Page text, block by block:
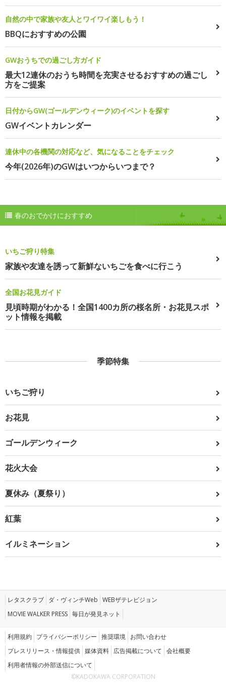
自然の中で家族や友人とワイワイ楽しもう！
BBQにおすすめの公園
GWおうちでの過ごし方ガイド
最大12連休のおうち時間を充実させるおすすめの過ごし
方をご提案
日付からGW(ゴールデンウィーク)のイベントを探す
GWイベントカレンダー
連休中の各機関の対応など、気になることをチェック
今年(2026年)のGWはいつからいつまで？
春のおでかけにおすすめ
いちご狩り特集
家族や友達を誘って新鮮ないちごを食べに行こう
全国お花見ガイド
見頃時期がわかる！全国1400カ所の桜名所・お花見スポ
ット情報を掲載
季節特集
いちご狩り
お花見
ゴールデンウィーク
花火大会
夏休み（夏祭り）
紅葉
イルミネーション
レタスクラブ ダ・ヴィンチWeb WEBザテレビジョン
MOVIE WALKER PRESS 毎日が発見ネット
利用規約 プライバシーポリシー 推奨環境 お問い合わせ
プレスリリース・情報提供 媒体資料 広告掲載について 会社概要
利用者情報の外部送信について
©KADOKAWA CORPORATION